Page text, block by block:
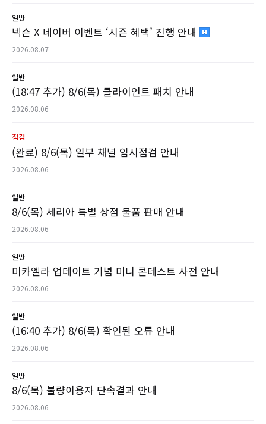
일반
넥슨 X 네이버 이벤트 ‘시즌 혜택’ 진행 안내
2026.08.07
일반
(18:47 추가) 8/6(목) 클라이언트 패치 안내
2026.08.06
점검
(완료) 8/6(목) 일부 채널 임시점검 안내
2026.08.06
일반
8/6(목) 세리아 특별 상점 물품 판매 안내
2026.08.06
일반
미카엘라 업데이트 기념 미니 콘테스트 사전 안내
2026.08.06
일반
(16:40 추가) 8/6(목) 확인된 오류 안내
2026.08.06
일반
8/6(목) 불량이용자 단속결과 안내
2026.08.06